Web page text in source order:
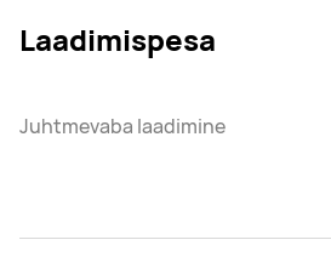
Laadimispesa
Juhtmevaba laadimine